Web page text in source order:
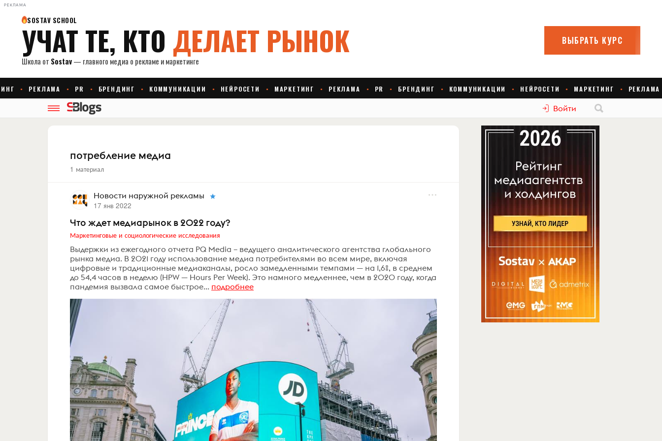
РЕКЛАМА
Войти
потребление медиа
1 материал
Новости наружной рекламы
17 янв 2022
Что ждет медиарынок в 2022 году?
Маркетинговые и социологические исследования
Выдержки из ежегодного отчета PQ Media – ведущего аналитического агентства глобального
рынка медиа. В 2021 году использование медиа потребителями во всем мире, включая
цифровые и традиционные медиаканалы, росло замедленными темпами — на 1,6%, в среднем
до 54,4 часов в неделю (HPW — Hours Per Week). Это намного медленнее, чем в 2020 году, когда
пандемия вызвала самое быстрое... подробнее